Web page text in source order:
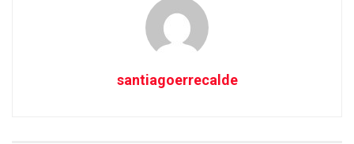
santiagoerrecalde